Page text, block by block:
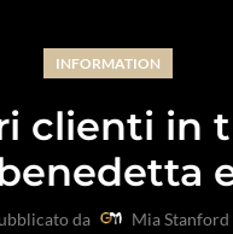
INFORMATION
clienti in
da Mia Stanford